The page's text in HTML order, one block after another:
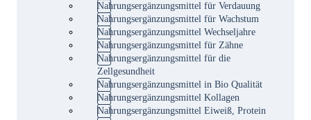
Nahrungsergänzungsmittel für Verdauung
Nahrungsergänzungsmittel für Wachstum
Nahrungsergänzungsmittel Wechseljahre
Nahrungsergänzungsmittel für Zähne
Nahrungsergänzungsmittel für die
Zellgesundheit
Nahrungsergänzungsmittel in Bio Qualität
Nahrungsergänzungsmittel Kollagen
Nahrungsergänzungsmittel Eiweiß, Protein